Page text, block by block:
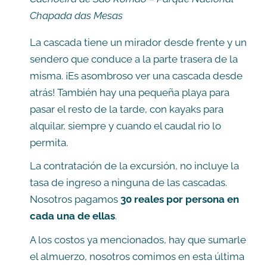
Chapada das Mesas
La cascada tiene un mirador desde frente y un
sendero que conduce a la parte trasera de la
misma. ¡Es asombroso ver una cascada desde
atrás! También hay una pequeña playa para
pasar el resto de la tarde, con kayaks para
alquilar, siempre y cuando el caudal rio lo
permita.
La contratación de la excursión, no incluye la
tasa de ingreso a ninguna de las cascadas.
Nosotros pagamos 30 reales por persona en
cada una de ellas.
A los costos ya mencionados, hay que sumarle
el almuerzo, nosotros comimos en esta última